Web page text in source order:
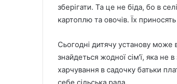
зберігати. Та це не біда, бо в
картоплю та овочів. Їх
Сьогодні дитячу установу може
знайдеться жодної сім'ї, яка не
харчування в садочку батьки
себе сільська рада.